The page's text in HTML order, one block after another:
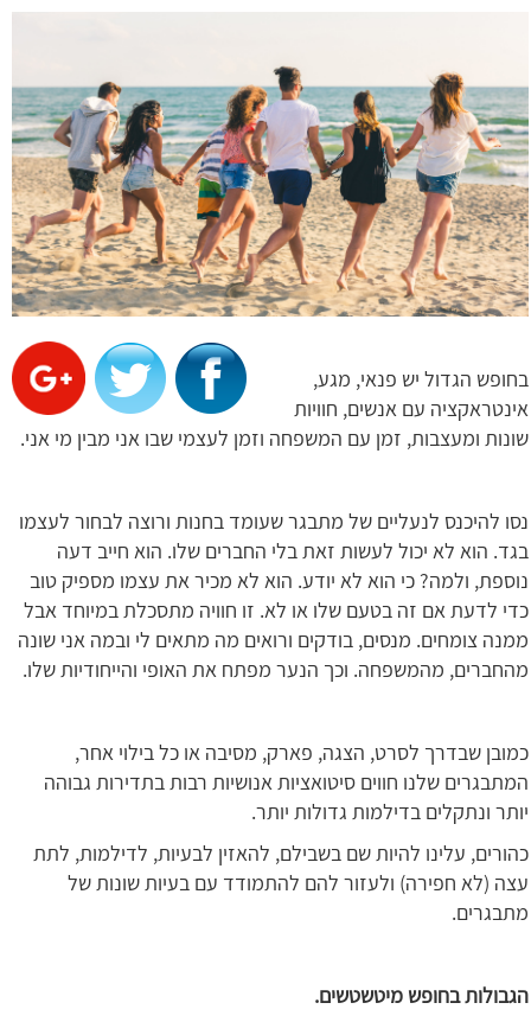
בחופש הגדול יש פנאי, מגע,
אינטראקציה עם אנשים, חוויות
שונות ומעצבות, זמן עם המשפחה וזמן לעצמי שבו אני מבין מי אני.
נסו להיכנס לנעליים של מתבגר שעומד בחנות ורוצה לבחור לעצמו
בגד. הוא לא יכול לעשות זאת בלי החברים שלו. הוא חייב דעה
נוספת, ולמה? כי הוא לא יודע. הוא לא מכיר את עצמו מספיק טוב
כדי לדעת אם זה בטעם שלו או לא. זו חוויה מתסכלת במיוחד אבל
ממנה צומחים. מנסים, בודקים ורואים מה מתאים לי ובמה אני שונה
מהחברים, מהמשפחה. וכך הנער מפתח את האופי והייחודיות שלו.
כמובן שבדרך לסרט, הצגה, פארק, מסיבה או כל בילוי אחר,
המתבגרים שלנו חווים סיטואציות אנושיות רבות בתדירות גבוהה
יותר ונתקלים בדילמות גדולות יותר.
כהורים, עלינו להיות שם בשבילם, להאזין לבעיות, לדילמות, לתת
עצה (לא חפירה) ולעזור להם להתמודד עם בעיות שונות של
מתבגרים.
הגבולות בחופש מיטשטשים.